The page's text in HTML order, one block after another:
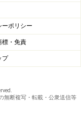
れが何のサインな
動がまったく変っ
の約束をしてウ
理由でドタキャ
く気になる人と出
デートの約束もタ
ーポリシー
標・免責
プ
無断複写・転載・公衆送信等